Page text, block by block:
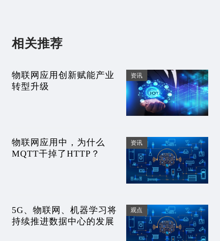
相关推荐
物联网应用创新赋能产业
转型升级
资讯
物联网应用中，为什么
MQTT干掉了HTTP？
资讯
5G、物联网、机器学习将
持续推进数据中心的发展
观点